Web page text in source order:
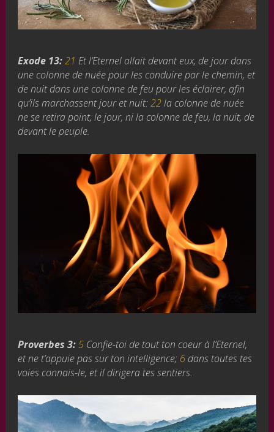
Exode 13:21 Et l’Eternel allait devant eux, de jour dans
une colonne de nuée pour les conduire par le chemin, et
de nuit dans une colonne de feu pour les éclairer, afin
qu’ils marchassent jour et nuit: 22la colonne de nuée
ne se retira point, le jour, ni la colonne de feu, la nuit, de
devant le peuple.
Proverbes 3:5 Confie-toi de tout ton coeur à l’Eternel,
et ne t’appuie pas sur ton intelligence; 6dans toutes tes
voies connais-le, et il dirigera tes sentiers.